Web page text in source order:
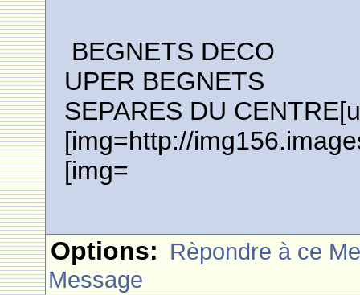
BEGNETS DECO
UPER BEGNETS
SEPARES DU
[img=http://
[img=
Options: Rèpondre à ce
Message